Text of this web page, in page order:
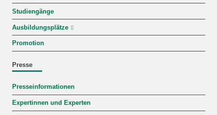
Studiengänge
Ausbildungsplätze
Promotion
Presse
Presseinformationen
Expertinnen und Experten